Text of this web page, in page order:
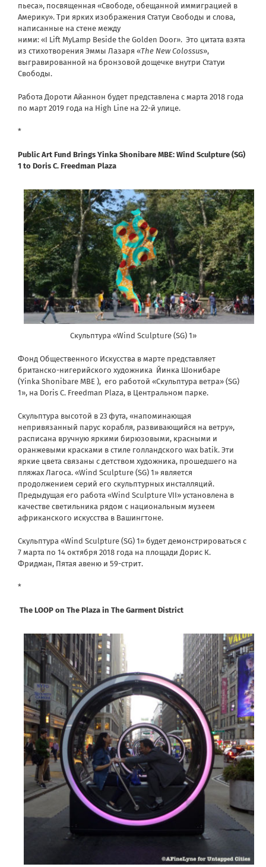
пьеса», посвященная «Свободе, обещанной иммиграцией в
Америку». Три ярких изображения Статуи Свободы и слова,
написанные на стене между
ними: «I Lift MyLamp Beside the Golden Door». Это цитата взята
из стихотворения Эммы Лазаря «The New Colossus»,
выгравированной на бронзовой дощечке внутри Статуи
Свободы.
Работа Дороти Айаннон будет представлена ​​с марта 2018 года
по март 2019 года на High Line на 22-й улице.
*
Public Art Fund Brings Yinka Shonibare MBE: Wind Sculpture (SG)
1 to Doris C. Freedman Plaza
Скульптура «Wind Sculpture (SG) 1»
Фонд Общественного Искусства в марте представляет
британско-нигерийского художника Йинка Шонибаре
(Yinka Shonibare MBE ), его работой «Скульптура ветра» (SG)
1», на Doris C. Freedman Plaza, в Центральном парке.
Скульптура высотой в 23 фута, «напоминающая
непривязанный парус корабля, развивающийся на ветру»,
расписана вручную яркими бирюзовыми, красными и
оранжевыми красками в стиле голландского wax batik. Эти
яркие цвета связаны с детством художника, прошедшего на
пляжах Лагоса. «Wind Sculpture (SG) 1» является
продолжением серий его скульптурных инсталляций.
Предыдущая его работа «Wind Sculpture VII» установлена в
качестве светильника рядом с национальным музеем
африканского искусства в Вашингтоне.
Скульптура «Wind Sculpture (SG) 1» будет демонстрироваться с
7 марта по 14 октября 2018 года на площади Дорис К.
Фридман, Пятая авеню и 59-стрит.
*
The LOOP on The Plaza in The Garment District